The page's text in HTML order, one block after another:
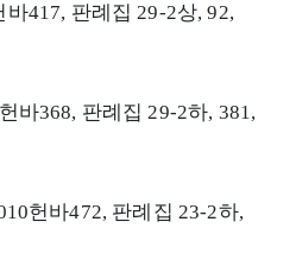
바417, 판례집 29-2상, 92,
바368, 판례집 29-2하, 381,
헌바472, 판례집 23-2하,